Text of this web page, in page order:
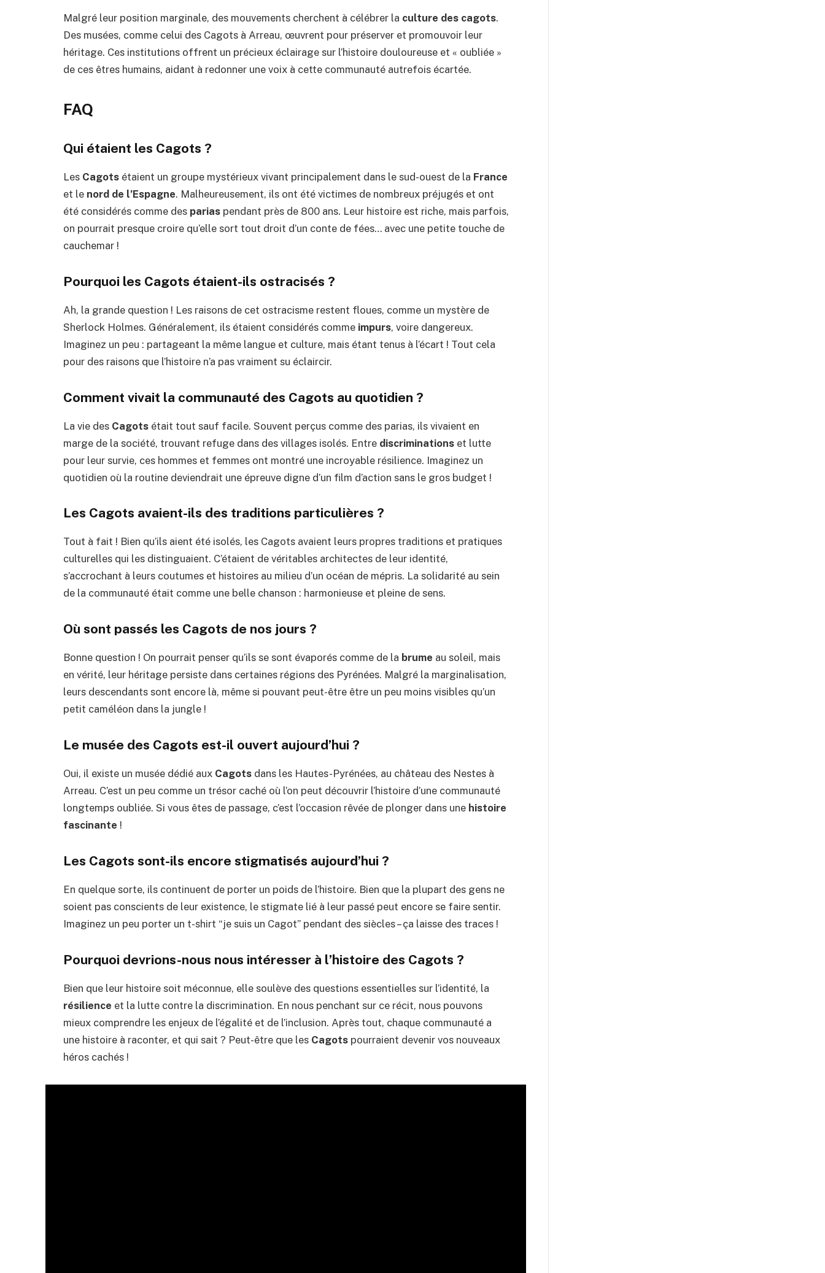
Malgré leur position marginale, des mouvements cherchent à célébrer la culture des cagots.
Des musées, comme celui des Cagots à Arreau, œuvrent pour préserver et promouvoir leur
héritage. Ces institutions offrent un précieux éclairage sur l’histoire douloureuse et « oubliée »
de ces êtres humains, aidant à redonner une voix à cette communauté autrefois écartée.
FAQ
Qui étaient les Cagots ?
Les Cagots étaient un groupe mystérieux vivant principalement dans le sud-ouest de la France
et le nord de l’Espagne. Malheureusement, ils ont été victimes de nombreux préjugés et ont
été considérés comme des parias pendant près de 800 ans. Leur histoire est riche, mais parfois,
on pourrait presque croire qu’elle sort tout droit d’un conte de fées… avec une petite touche de
cauchemar !
Pourquoi les Cagots étaient-ils ostracisés ?
Ah, la grande question ! Les raisons de cet ostracisme restent floues, comme un mystère de
Sherlock Holmes. Généralement, ils étaient considérés comme impurs, voire dangereux.
Imaginez un peu : partageant la même langue et culture, mais étant tenus à l’écart ! Tout cela
pour des raisons que l’histoire n’a pas vraiment su éclaircir.
Comment vivait la communauté des Cagots au quotidien ?
La vie des Cagots était tout sauf facile. Souvent perçus comme des parias, ils vivaient en
marge de la société, trouvant refuge dans des villages isolés. Entre discriminations et lutte
pour leur survie, ces hommes et femmes ont montré une incroyable résilience. Imaginez un
quotidien où la routine deviendrait une épreuve digne d’un film d’action sans le gros budget !
Les Cagots avaient-ils des traditions particulières ?
Tout à fait ! Bien qu’ils aient été isolés, les Cagots avaient leurs propres traditions et pratiques
culturelles qui les distinguaient. C’étaient de véritables architectes de leur identité,
s’accrochant à leurs coutumes et histoires au milieu d’un océan de mépris. La solidarité au sein
de la communauté était comme une belle chanson : harmonieuse et pleine de sens.
Où sont passés les Cagots de nos jours ?
Bonne question ! On pourrait penser qu’ils se sont évaporés comme de la brume au soleil, mais
en vérité, leur héritage persiste dans certaines régions des Pyrénées. Malgré la marginalisation,
leurs descendants sont encore là, même si pouvant peut-être être un peu moins visibles qu’un
petit caméléon dans la jungle !
Le musée des Cagots est-il ouvert aujourd’hui ?
Oui, il existe un musée dédié aux Cagots dans les Hautes-Pyrénées, au château des Nestes à
Arreau. C’est un peu comme un trésor caché où l’on peut découvrir l’histoire d’une communauté
longtemps oubliée. Si vous êtes de passage, c’est l’occasion rêvée de plonger dans une histoire
fascinante !
Les Cagots sont-ils encore stigmatisés aujourd’hui ?
En quelque sorte, ils continuent de porter un poids de l’histoire. Bien que la plupart des gens ne
soient pas conscients de leur existence, le stigmate lié à leur passé peut encore se faire sentir.
Imaginez un peu porter un t-shirt “je suis un Cagot” pendant des siècles – ça laisse des traces !
Pourquoi devrions-nous nous intéresser à l’histoire des Cagots ?
Bien que leur histoire soit méconnue, elle soulève des questions essentielles sur l’identité, la
résilience et la lutte contre la discrimination. En nous penchant sur ce récit, nous pouvons
mieux comprendre les enjeux de l’égalité et de l’inclusion. Après tout, chaque communauté a
une histoire à raconter, et qui sait ? Peut-être que les Cagots pourraient devenir vos nouveaux
héros cachés !